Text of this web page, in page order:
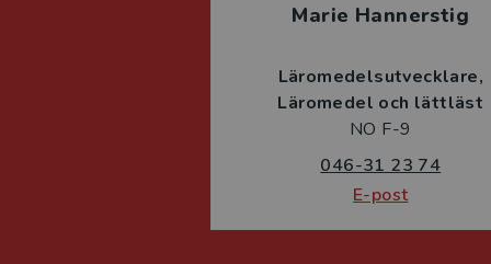
Marie Hannerstig
Läromedelsutvecklare
Läromedel och lättläst
NO F-9
046-31 23 74
E-post